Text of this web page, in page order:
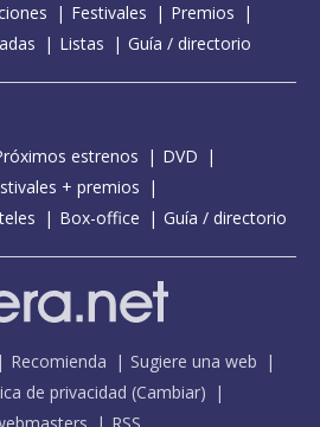
Festivales
Premios
Listas Guía / directorio
estrenos
DVD
+ premios
Box-office Guía / directorio
Recomienda
Sugiere una web
de privacidad (Cambiar)